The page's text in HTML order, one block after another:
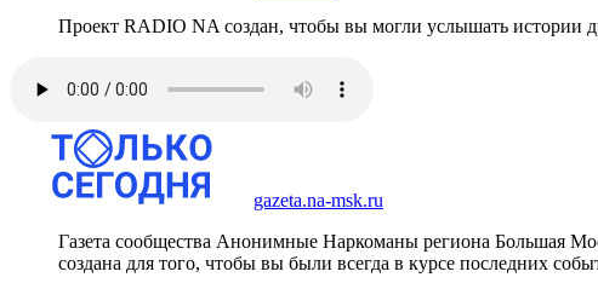
Проект RADIO NA создан, чтобы вы могли услышать истории
gazeta.na-msk.ru
Газета сообщества Анонимные Наркоманы региона Большая
создана для того, чтобы вы были всегда в курсе последних